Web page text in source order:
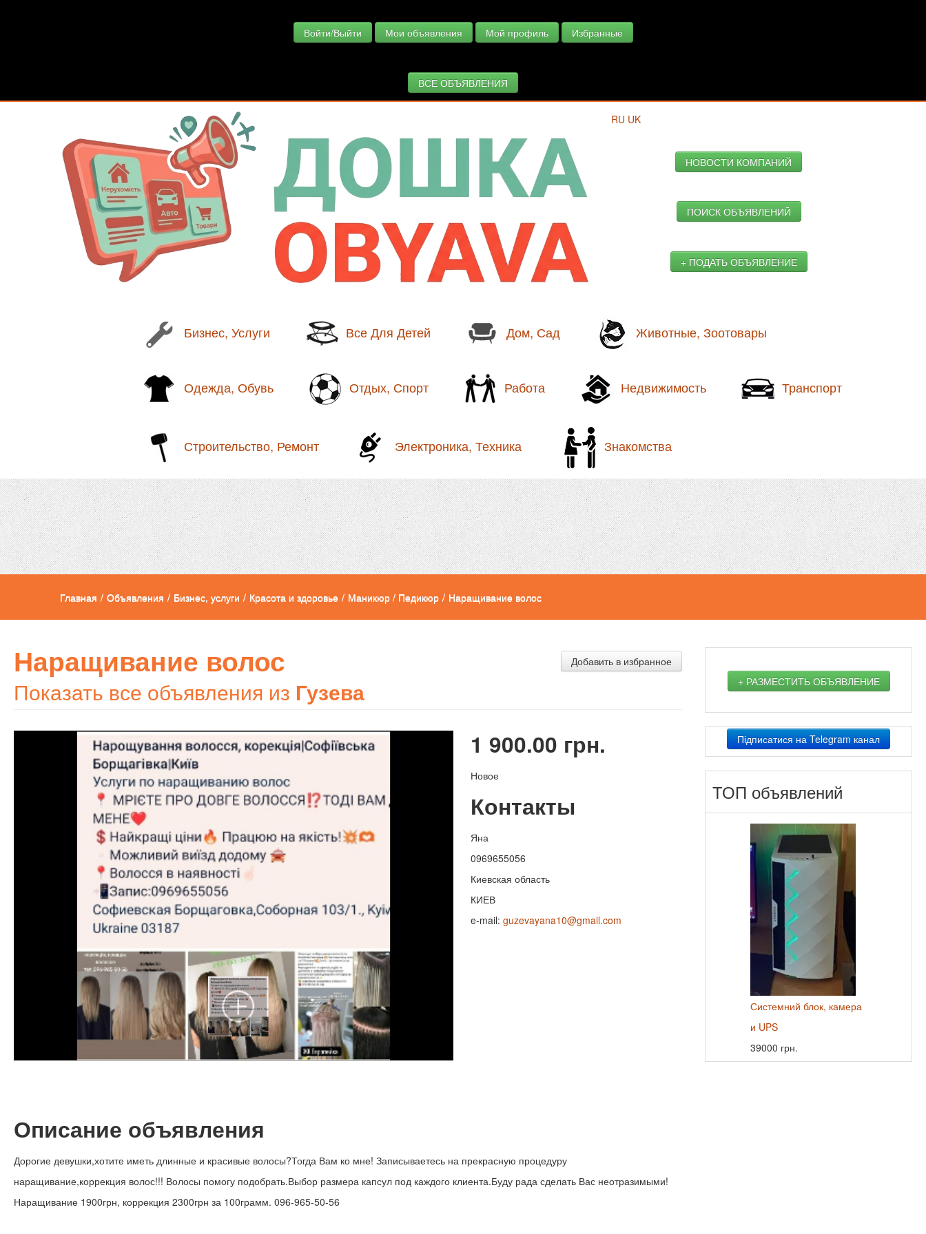
Войти/Выйти Мои объявления Мой профиль Избранные
ВСЕ ОБЪЯВЛЕНИЯ
RU UK
НОВОСТИ КОМПАНИЙ
ПОИСК ОБЪЯВЛЕНИЙ
+ ПОДАТЬ ОБЪЯВЛЕНИЕ
Бизнес, Услуги Все Для Детей Дом, Сад Животные, Зоотовары
Одежда, Обувь Отдых, Спорт Работа Недвижимость Транспорт
Строительство, Ремонт Электроника, Техника Знакомства
Главная / Объявления / Бизнес, услуги / Красота и здоровье / Маникюр / Педикюр / Наращивание волос
Наращивание волос
Показать все объявления из Гузева
Добавить в избранное
1 900.00 грн.
Новое
Контакты
Яна
0969655056
Киевская область
КИЕВ
e-mail: guzevayana10@gmail.com
Описание объявления
Дорогие девушки,хотите иметь длинные и красивые волосы?Тогда Вам ко мне! Записываетесь на прекрасную процедуру
наращивание,коррекция волос!!! Волосы помогу подобрать.Выбор размера капсул под каждого клиента.Буду рада сделать Вас неотразимыми!
Наращивание 1900грн, коррекция 2300грн за 100грамм. 096-965-50-56
+ РАЗМЕСТИТЬ ОБЪЯВЛЕНИЕ
Підписатися на Telegram канал
ТОП объявлений
Системний блок, камера
и UPS
39000 грн.